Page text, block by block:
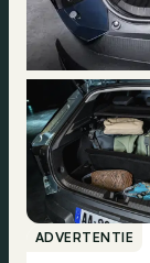
ADVERTENTIE